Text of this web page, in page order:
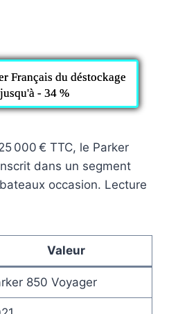
Français du déstockage
- 34 %
000 € TTC, le Parker
dans un segment
occasion. Lecture
Valeur
850 Voyager